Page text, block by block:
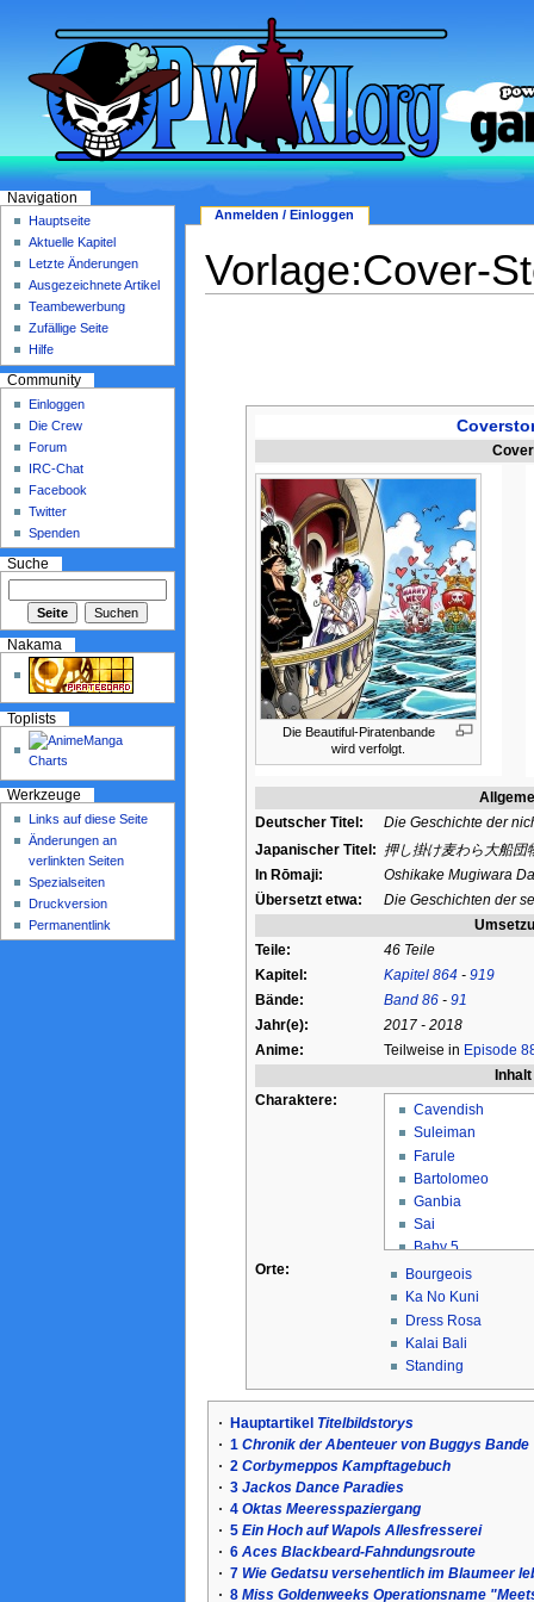
Vorlage:Cover-
Cover
Die Beautiful-Piratenbande
wird verfolgt.
Deutscher Titel:
Die Geschichte der
Japanischer Titel: 押し掛け麦わら大船団
In Rōmaji:
Oshikake Mugiwara
Übersetzt etwa:
Die Geschichten der
Teile:
46 Teile
Kapitel:
Kapitel 864- 919
Bände:
Band 86- 91
Jahr(e):
2017 - 2018
Anime:
Teilweise in Episode
Inhalt
Charaktere:
Cavendish
Suleiman
Farule
Bartolomeo
Ganbia
Sai
Baby 5
Don Chinjao
Uhoricia
Chichiricia
Ideo
Blue Gilee
Jeet
Kabu
Flapper
Wicca
Bomba
Inhel
Chao
Orte:
Bourgeois
Ka No Kuni
Dress Rosa
Kalai Bali
Standing
· Hauptartikel Titelbildstorys
· 1 Chronik der Abenteuer von Buggys Bande
· 2 Corbymeppos Kampftagebuch
· 3 Jackos Dance Paradies
· 4 Oktas Meeresspaziergang
· 5 Ein Hoch auf Wapols Allesfresserei
· 6 Aces Blackbeard-Fahndungsroute
· 7 Wie Gedatsu versehentlich im Blaumeer
· 8 Miss Goldenweeks Operationsname
Anmelden / Einloggen
Navigation
Hauptseite
Aktuelle Kapitel
Letzte Änderungen
Ausgezeichnete Artikel
Teambewerbung
Zufällige Seite
Hilfe
Community
Einloggen
Die Crew
Forum
IRC-Chat
Facebook
Twitter
Spenden
Suche
Nakama
Toplists
Werkzeuge
Links auf diese Seite
Änderungen an
verlinkten Seiten
Spezialseiten
Druckversion
Permanentlink